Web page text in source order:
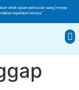
untuk tujuan pencucian uang (money
kejahatan lainnya.”